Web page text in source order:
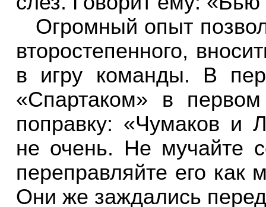
Огромный опыт
второстепенного,
в игру команды. В
«Спартаком» в
поправку: «Чумаков и
не очень. Не мучайте
переправляйте его
Они же заждались